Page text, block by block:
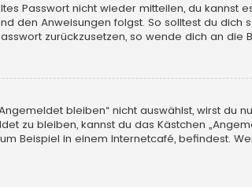
Passwort nicht wieder mitteilen, du
den Anweisungen folgst. So solltest du dich
zurückzusetzen, so wende dich an die
bleiben“ nicht auswählst, wirst du
zu bleiben, kannst du das Kästchen
Beispiel in einem Internetcafé, befindest.